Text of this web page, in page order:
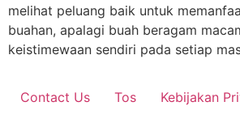
melihat peluang baik untuk
buahan, apalagi buah beragam
keistimewaan sendiri pada setiap
Contact Us Tos Kebijakan